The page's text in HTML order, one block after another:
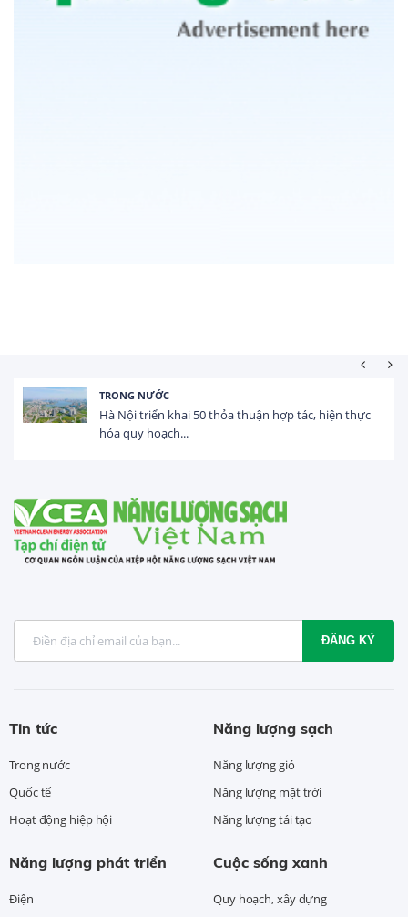
thực
Tổng vốn FDI đăng ký vào Việt Nam đạt
USD trong 5 tháng...
ĐĂNG KÝ
Tin tức
Trong nước
Quốc tế
Hoạt động hiệp hội
Năng lượng sạch
Năng lượng gió
Năng lượng mặt trời
Năng lượng tái tạo
Năng lượng phát triển
Điện
Cuộc sống xanh
Quy hoạch, xây dựng